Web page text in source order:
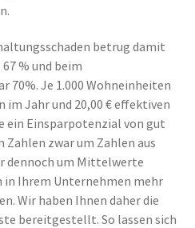
betrug damit
% und beim
70%. Je 1.000 Wohneinheiten
im Jahr und 20,00 € effektiven
ein Einsparpotenzial von gut
Zahlen zwar um Zahlen aus
dennoch um Mittelwerte
in Ihrem Unternehmen mehr
Wir haben Ihnen daher die
bereitgestellt. So lassen sich